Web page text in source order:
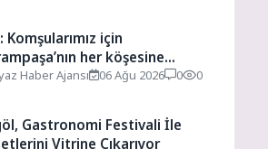
Komşularımız için
her köşesine
Haber Ajansı 06 Ağu 2026 0 0
Gastronomi Festivali İle
Vitrine Çıkarıyor